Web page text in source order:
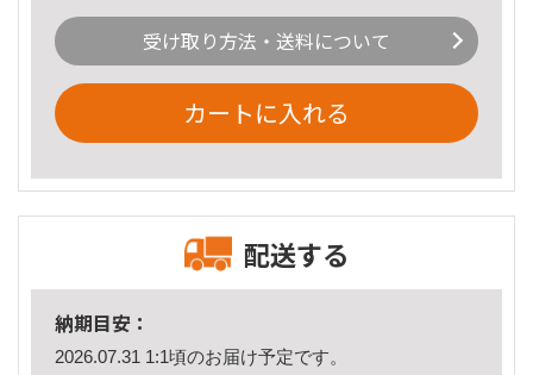
受け取り方法・送料について
カートに入れる
配送する
納期目安：
2026.07.31 1:1頃のお届け予定です。